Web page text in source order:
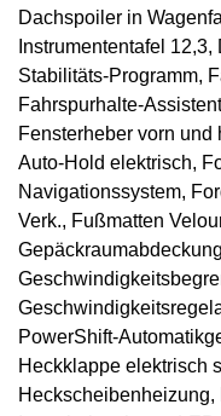
Dachspoiler in
Instrumententafel
Stabilitäts-Programm,
Fahrspurhalte-
Fensterheber vorn
Auto-Hold elektrisch,
Navigationssystem,
Verk., Fußmatten
PowerShift-
Heckklappe elektrisch